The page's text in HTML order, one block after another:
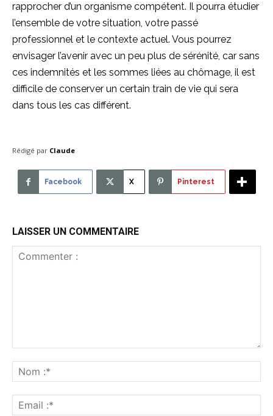
rapprocher d’un organisme compétent. Il pourra étudier
l’ensemble de votre situation, votre passé
professionnel et le contexte actuel. Vous pourrez
envisager l’avenir avec un peu plus de sérénité, car sans
ces indemnités et les sommes liées au chômage, il est
difficile de conserver un certain train de vie qui sera
dans tous les cas différent.
Rédigé par Claude
Facebook X Pinterest
LAISSER UN COMMENTAIRE
:*
:*